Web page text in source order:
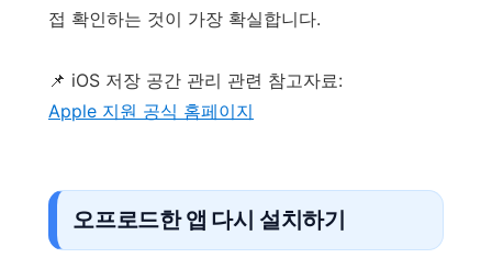
접 확인하는 것이 가장 확실합니다.
📌 iOS 저장 공간 관리 관련 참고자료:
Apple 지원 공식 홈페이지
오프로드한 앱 다시 설치하기